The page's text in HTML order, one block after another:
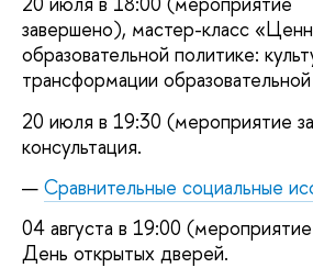
завершено), мастер-класс
образовательной политике:
трансформации
20 июля в 19:30 (мероприятие
консультация.
Сравнительные социальные
04 августа в 19:00
День открытых дверей.